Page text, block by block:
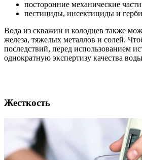
посторонние механические
пестициды, инсектициды и
Вода из скважин и колодцев также
железа, тяжелых металлов и солей.
последствий, перед использованием
однократную экспертизу качества
Жесткость